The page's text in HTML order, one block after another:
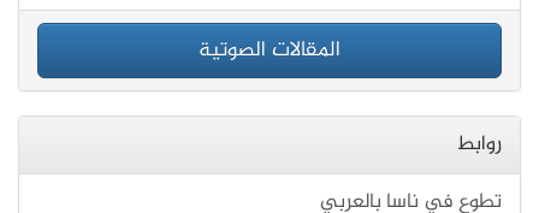
المقالات الصوتية
روابط
تطوع في ناسا بالعربي